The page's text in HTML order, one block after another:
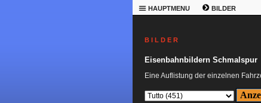
HAUPTMENU BILDER
B I L D E R
Eisenbahnbildern Schmalspur
Eine Auflistung der einzelnen